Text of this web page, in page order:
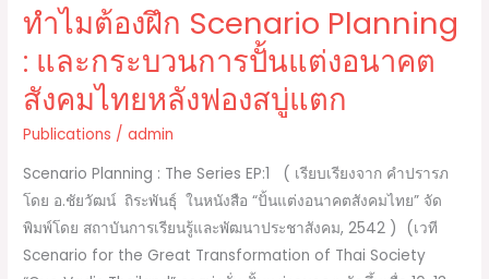
ทำไมต้องฝึก Scenario Planning
: และกระบวนการปั้นแต่งอนาคต
สังคมไทยหลังฟองสบู่แตก
Publications /admin
Scenario Planning : The Series EP:1 ( เรียบเรียงจาก คำปรารภ
โดย อ.ชัยวัฒน์ ถิระพันธุ์ ในหนังสือ “ปั้นแต่งอนาคตสังคมไทย” จัด
พิมพ์โดย สถาบันการเรียนรู้และพัฒนาประชาสังคม, 2542 ) (เวที
Scenario for the Great Transformation of Thai Society
หลัง
สบู่
แตก